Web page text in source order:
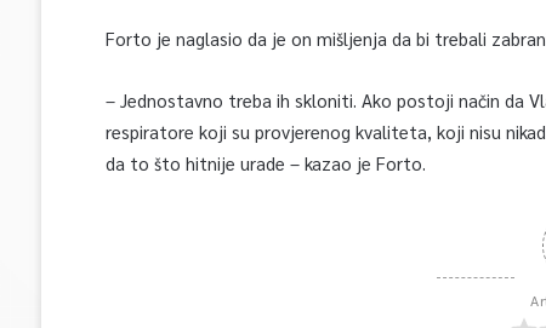
Forto je naglasio da je on mišljenja da bi trebali
– Jednostavno treba ih skloniti. Ako postoji način da
respiratore koji su provjerenog kvaliteta, koji nisu
da to što hitnije urade – kazao je Forto.